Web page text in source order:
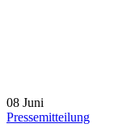
08 Juni
Pressemitteilung